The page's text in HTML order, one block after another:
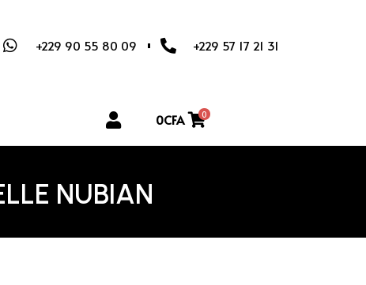
+229 90 55 80 09 +229 57 17 21 31
0CFA 0
NUBIAN